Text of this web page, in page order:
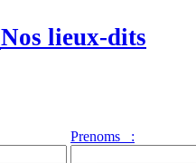
Nos lieux-dits
Prenoms :